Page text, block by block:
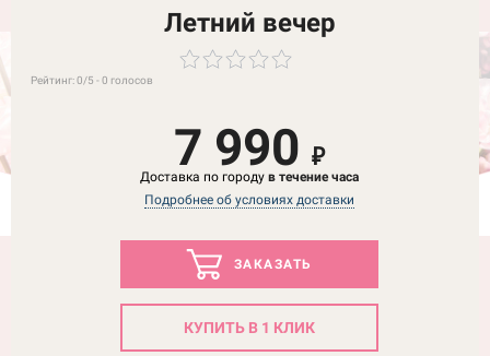
Летний вечер
Рейтинг:0/5 -0 голосов
7 990₽
Доставка по городув течение часа
Подробнее об условиях доставки
ЗАКАЗАТЬ
КУПИТЬ В 1 КЛИК